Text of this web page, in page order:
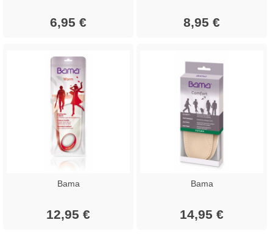
6,95 € 8,95 €
Bama
12,95 €
Bama
14,95 €